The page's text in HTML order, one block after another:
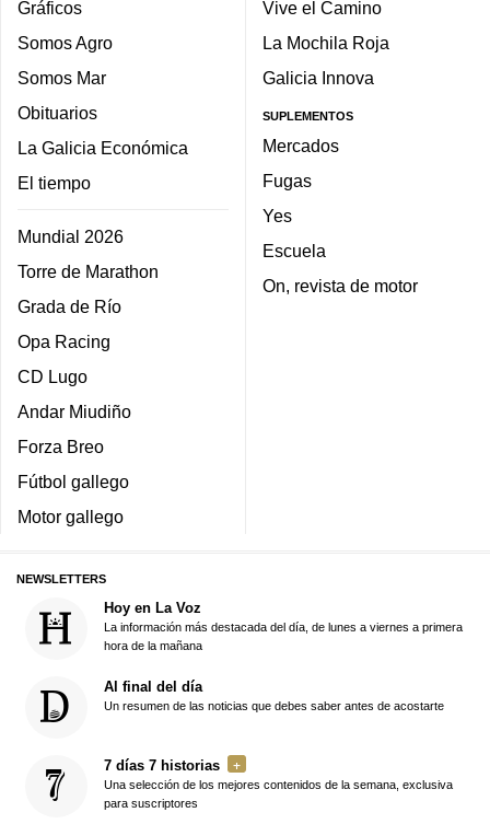
Gráficos
Somos Agro
Somos Mar
Obituarios
La Galicia Económica
El tiempo
Mundial 2026
Torre de Marathon
Grada de Río
Opa Racing
CD Lugo
Andar Miudiño
Forza Breo
Fútbol gallego
Motor gallego
Vive el Camino
La Mochila Roja
Galicia Innova
SUPLEMENTOS
Mercados
Fugas
Yes
Escuela
On, revista de motor
NEWSLETTERS
Hoy en La Voz
La información más destacada del día, de lunes a viernes a primera
hora de la mañana
Al final del día
Un resumen de las noticias que debes saber antes de acostarte
7 días 7 historias
Una selección de los mejores contenidos de la semana, exclusiva
para suscriptores